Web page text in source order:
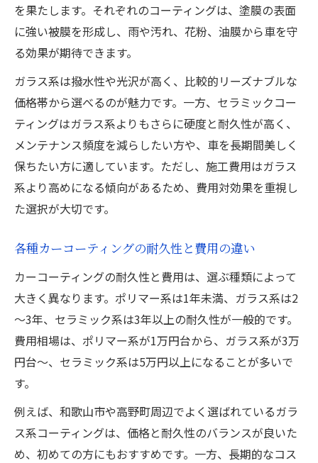
を果たします。それぞれのコーティングは、塗膜の表面
に強い被膜を形成し、雨や汚れ、花粉、油膜から車を守
る効果が期待できます。
ガラス系は撥水性や光沢が高く、比較的リーズナブルな
価格帯から選べるのが魅力です。一方、セラミックコー
ティングはガラス系よりもさらに硬度と耐久性が高く、
メンテナンス頻度を減らしたい方や、車を長期間美しく
保ちたい方に適しています。ただし、施工費用はガラス
系より高めになる傾向があるため、費用対効果を重視し
た選択が大切です。
各種カーコーティングの耐久性と費用の違い
カーコーティングの耐久性と費用は、選ぶ種類によって
大きく異なります。ポリマー系は1年未満、ガラス系は2
～3年、セラミック系は3年以上の耐久性が一般的です。
費用相場は、ポリマー系が1万円台から、ガラス系が3万
円台～、セラミック系は5万円以上になることが多いで
す。
例えば、和歌山市や高野町周辺でよく選ばれているガラ
ス系コーティングは、価格と耐久性のバランスが良いた
め、初めての方にもおすすめです。一方、長期的なコス